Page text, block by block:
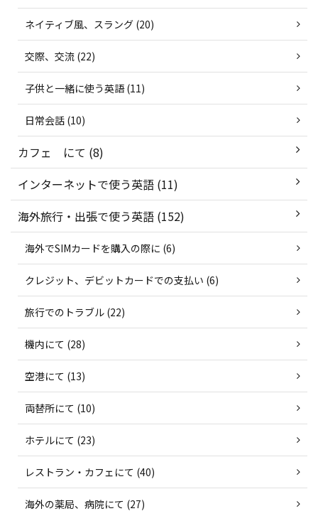
ネイティブ風、スラング (20)
交際、交流 (22)
子供と一緒に使う英語 (11)
日常会話 (10)
カフェ にて (8)
インターネットで使う英語 (11)
海外旅行・出張で使う英語 (152)
海外でSIMカードを購入の際に (6)
クレジット、デビットカードでの支払い (6)
旅行でのトラブル (22)
機内にて (28)
空港にて (13)
両替所にて (10)
ホテルにて (23)
レストラン・カフェにて (40)
海外の薬局、病院にて (27)